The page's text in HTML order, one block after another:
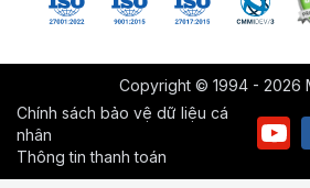
Copyright © 1994 - 2026
Chính sách bảo vệ dữ liệu cá
nhân
Thông tin thanh toán